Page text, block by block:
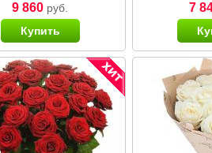
9 860 руб.
Купить
7